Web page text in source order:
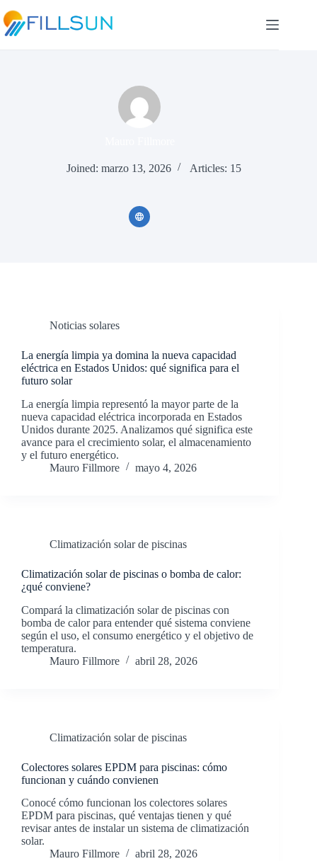
to
content
Joined: marzo 13, 2026 Articles: 15
Noticias solares
La energía limpia ya domina la nueva capacidad
eléctrica en Estados Unidos: qué significa para el
futuro solar
La energía limpia representó la mayor parte de la
nueva capacidad eléctrica incorporada en Estados
Unidos durante 2025. Analizamos qué significa este
avance para el crecimiento solar, el almacenamiento
y el futuro energético.
Mauro Fillmore
mayo 4, 2026
Climatización solar de piscinas
Climatización solar de piscinas o bomba de calor:
¿qué conviene?
Compará la climatización solar de piscinas con
bomba de calor para entender qué sistema conviene
según el uso, el consumo energético y el objetivo de
temperatura.
Mauro Fillmore
abril 28, 2026
Climatización solar de piscinas
Colectores solares EPDM para piscinas: cómo
funcionan y cuándo convienen
Conocé cómo funcionan los colectores solares
EPDM para piscinas, qué ventajas tienen y qué
revisar antes de instalar un sistema de climatización
solar.
Mauro Fillmore
abril 28, 2026